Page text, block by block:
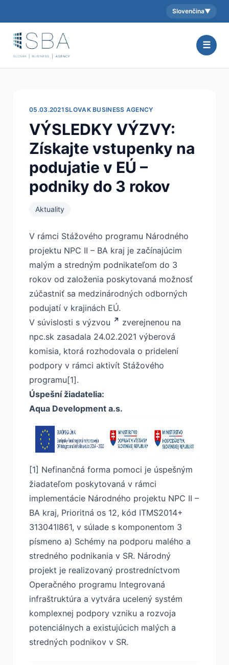
Aktuálny jazyk:
Slovenčina▼
☰
05.03.2021SLOVAK BUSINESS AGENCY
VÝSLEDKY VÝZVY:
Získajte vstupenky na
podujatie v EÚ –
podniky do 3 rokov
Aktuality
V rámci Stážového programu Národného
projektu NPC II – BA kraj je začínajúcim
malým a stredným podnikateľom do 3
rokov od založenia poskytovaná možnosť
zúčastniť sa medzinárodných odborných
podujatí v krajinách EÚ.
V súvislosti s výzvou
zverejnenou na
npc.sk zasadala 24.02.2021 výberová
komisia, ktorá rozhodovala o pridelení
podpory v rámci aktivít Stážového
programu[1].
Úspešní žiadatelia:
Aqua Development a.s.
[1] Nefinančná forma pomoci je úspešným
žiadateľom poskytovaná v rámci
implementácie Národného projektu NPC II –
BA kraj, Prioritná os 12, kód ITMS2014+
313041I861, v súlade s komponentom 3
písmeno a) Schémy na podporu malého a
stredného podnikania v SR. Národný
projekt je realizovaný prostredníctvom
Operačného programu Integrovaná
infraštruktúra a vytvára ucelený systém
komplexnej podpory vzniku a rozvoja
potenciálnych a existujúcich malých a
stredných podnikov v SR.